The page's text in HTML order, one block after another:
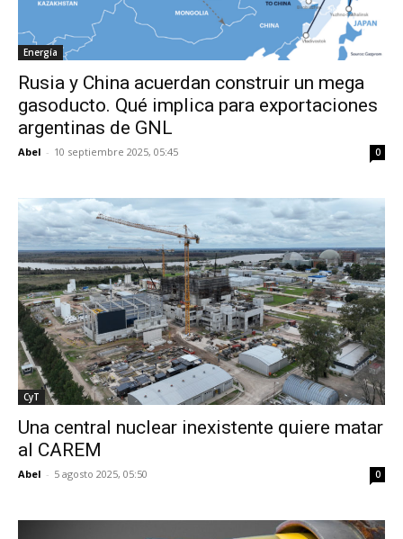
Energía
Rusia y China acuerdan construir un mega
gasoducto. Qué implica para exportaciones
argentinas de GNL
Abel - 10 septiembre 2025, 05:45 0
CyT
Una central nuclear inexistente quiere matar
al CAREM
Abel - 5 agosto 2025, 05:50 0